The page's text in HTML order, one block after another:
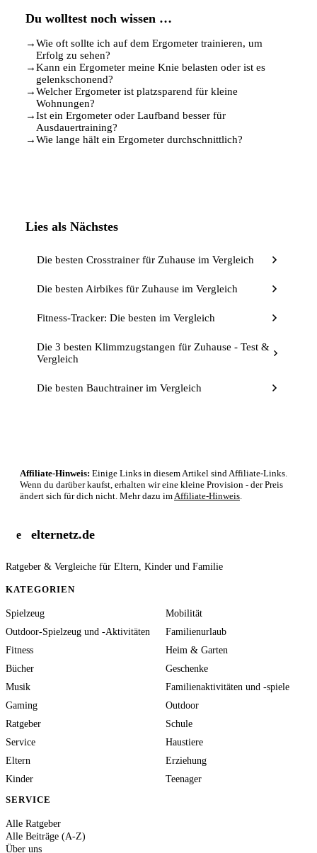
Du wolltest noch wissen …
→Wie oft sollte ich auf dem Ergometer trainieren, um
Erfolg zu sehen?
→Kann ein Ergometer meine Knie belasten oder ist es
gelenkschonend?
→Welcher Ergometer ist platzsparend für kleine
Wohnungen?
→Ist ein Ergometer oder Laufband besser für
Ausdauertraining?
→Wie lange hält ein Ergometer durchschnittlich?
Lies als Nächstes
Die besten Crosstrainer für Zuhause im Vergleich
Die besten Airbikes für Zuhause im Vergleich
Fitness-Tracker: Die besten im Vergleich
Die 3 besten Klimmzugstangen für Zuhause - Test &
Vergleich
Die besten Bauchtrainer im Vergleich
Affiliate-Hinweis: Einige Links in diesem Artikel sind Affiliate-Links.
Wenn du darüber kaufst, erhalten wir eine kleine Provision - der Preis
ändert sich für dich nicht. Mehr dazu im Affiliate-Hinweis
e elternetz.de
Ratgeber & Vergleiche für Eltern, Kinder und Familie
KATEGORIEN
Spielzeug
Mobilität
Outdoor-Spielzeug und -Aktivitäten
Familienurlaub
Fitness
Heim & Garten
Bücher
Geschenke
Musik
Familienaktivitäten und -spiele
Gaming
Outdoor
Ratgeber
Schule
Service
Haustiere
Eltern
Erziehung
Kinder
Teenager
SERVICE
Alle Ratgeber
Alle Beiträge (A-Z)
Über uns